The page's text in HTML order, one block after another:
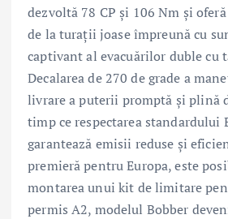
dezvoltă 78 CP și 106 Nm și
de la turații joase împreună cu
captivant al evacuărilor duble cu
Decalarea de 270 de grade a
livrare a puterii promptă și plină
timp ce respectarea standardului
garantează emisii reduse și
premieră pentru Europa, este
montarea unui kit de limitare
permis A2, modelul Bobber